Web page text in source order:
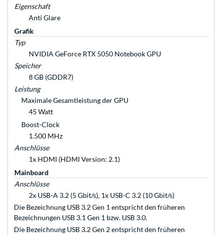
Eigenschaft
Anti Glare
Grafik
Typ
NVIDIA GeForce RTX 5050 Notebook GPU
Speicher
8 GB (GDDR7)
Leistung
Maximale Gesamtleistung der GPU
45 Watt
Boost-Clock
1.500 MHz
Anschlüsse
1x HDMI (HDMI Version: 2.1)
Mainboard
Anschlüsse
2x USB-A 3.2 (5 Gbit/s), 1x USB-C 3.2 (10 Gbit/s)
Die Bezeichnung USB 3.2 Gen 1 entspricht den früheren
Bezeichnungen USB 3.1 Gen 1 bzw. USB 3.0.
Die Bezeichnung USB 3.2 Gen 2 entspricht den früheren